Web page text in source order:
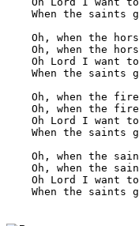
When the saints
Oh, when the
Oh, when the
Oh Lord I want
When the saints
Oh, when the
Oh, when the
Oh Lord I want
When the saints
Oh, when the
Oh, when the
Oh Lord I want
When the saints